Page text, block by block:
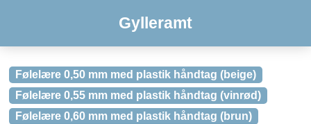
Gylleramt
Følelære 0,50 mm med plastik håndtag (beige)
Følelære 0,55 mm med plastik håndtag (vinrød)
Følelære 0,60 mm med plastik håndtag (brun)